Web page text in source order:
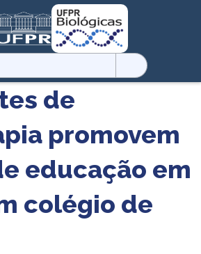
de
promovem
educação em
colégio de